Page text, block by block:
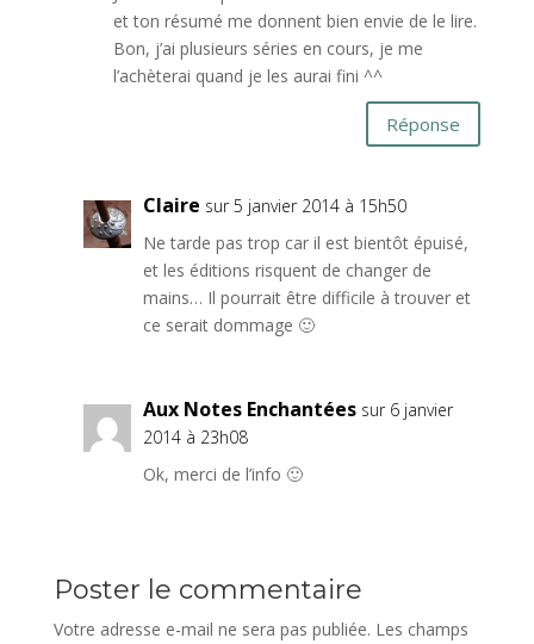
et ton résumé me donnent bien envie de le lire.
Bon, j’ai plusieurs séries en cours, je me
l’achèterai quand je les aurai fini ^^
Réponse
Claire sur 5 janvier 2014 à 15h50
Ne tarde pas trop car il est bientôt épuisé,
et les éditions risquent de changer de
mains… Il pourrait être difficile à trouver et
ce serait dommage 🙂
Aux Notes Enchantées sur 6 janvier
2014 à 23h08
Ok, merci de l’info 🙂
Poster le commentaire
Votre adresse e-mail ne sera pas publiée. Les champs